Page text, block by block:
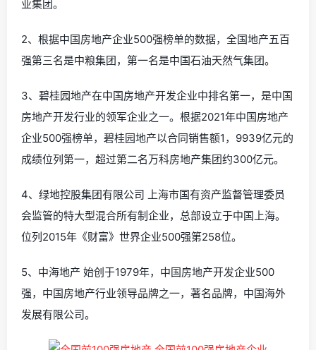
业集团。
2、根据中国房地产企业500强榜单的数据，全国地产五百
强第三名是中粮集团，第一名是中国石油天然气集团。
3、碧桂园地产在中国房地产开发企业中排名第一，是中国
房地产开发行业的领军企业之一。根据2021年中国房地产
企业500强榜单，碧桂园地产以合同销售额1，9939亿元的
成绩位列第一，超过第二名万科房地产集团约300亿元。
4、绿地控股集团有限公司 上海市国有资产监督管理委员
会监管的特大型混合所有制企业，总部设立于中国上海。
位列2015年《财富》世界企业500强第258位。
5、中海地产 始创于1979年，中国房地产开发企业500
强，中国房地产行业领导品牌之一，著名品牌，中国海外
发展有限公司。